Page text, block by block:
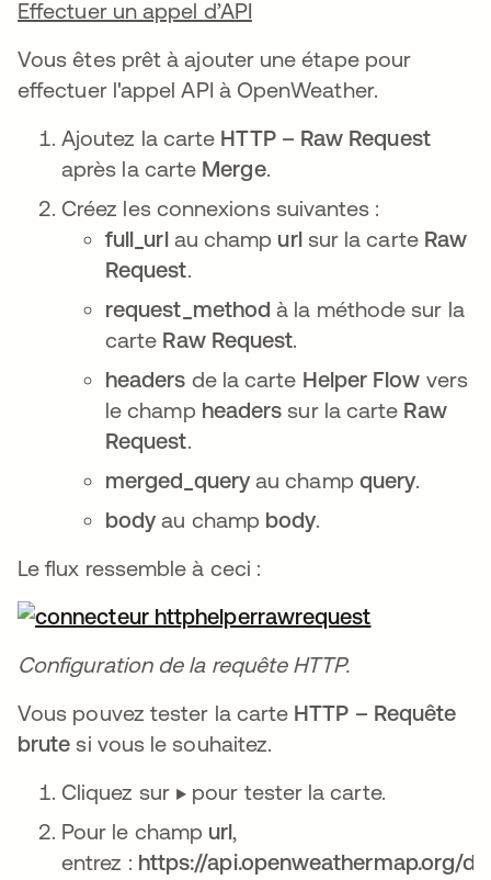
Effectuer un appel d’API
Vous êtes prêt à ajouter une étape pour
effectuer l'appel API à OpenWeather.
Ajoutez la carte HTTP – Raw Request
après la carte Merge.
Créez les connexions suivantes :
full_url au champ urlsur la carte Raw
Request
request_method à la méthode sur la
carte Raw Request
headers de la carte Helper Flow vers
le champ headers sur la carte Raw
Request
merged_queryau champ query
body au champ body
Le flux ressemble à ceci :
Configuration de la requête HTTP.
Vous pouvez tester la carte HTTP – Requête
brute si vous le souhaitez.
Cliquez sur ▶️ pour tester la carte.
Pour le champ url
entrez : https://api.openweathermap.org/